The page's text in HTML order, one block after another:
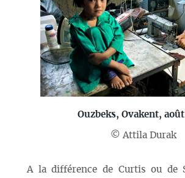
Ouzbeks, Ovakent,
© Attila Durak
A la différence de Curtis ou de